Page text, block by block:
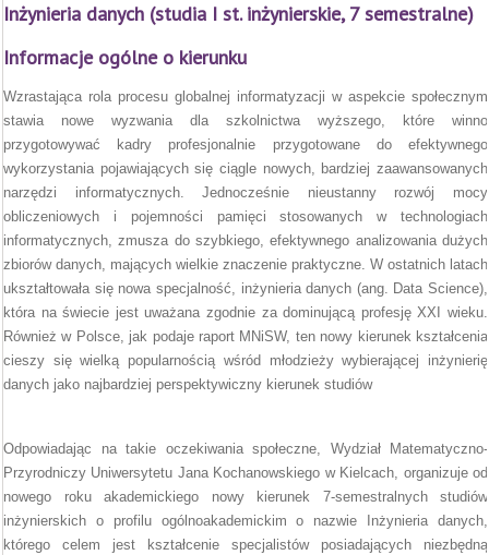
Inżynieria danych (studia I st. inżynierskie, 7 semestralne)
Informacje ogólne o kierunku
Wzrastająca rola procesu globalnej informatyzacji w aspekcie społecznym
stawia nowe wyzwania dla szkolnictwa wyższego, które winno
przygotowywać kadry profesjonalnie przygotowane do efektywnego
wykorzystania pojawiających się ciągle nowych, bardziej zaawansowanych
narzędzi informatycznych. Jednocześnie nieustanny rozwój mocy
obliczeniowych i pojemności pamięci stosowanych w technologiach
informatycznych, zmusza do szybkiego, efektywnego analizowania dużych
zbiorów danych, mających wielkie znaczenie praktyczne. W ostatnich latach
ukształtowała się nowa specjalność, inżynieria danych (ang. Data Science),
która na świecie jest uważana zgodnie za dominującą profesję XXI wieku.
Również w Polsce, jak podaje raport MNiSW, ten nowy kierunek kształcenia
cieszy się wielką popularnością wśród młodzieży wybierającej inżynierię
danych jako najbardziej perspektywiczny kierunek studiów
Odpowiadając na takie oczekiwania społeczne, Wydział Matematyczno-
Przyrodniczy Uniwersytetu Jana Kochanowskiego w Kielcach, organizuje od
nowego roku akademickiego nowy kierunek 7-semestralnych studiów
inżynierskich o profilu ogólnoakademickim o nazwie Inżynieria danych,
którego celem jest kształcenie specjalistów posiadających niezbędną